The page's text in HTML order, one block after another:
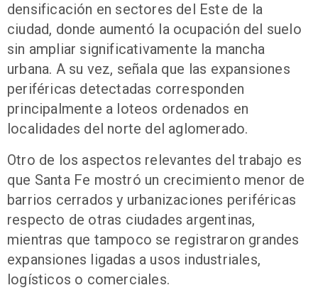
densificación en sectores del Este de la
ciudad, donde aumentó la ocupación del suelo
sin ampliar significativamente la mancha
urbana. A su vez, señala que las expansiones
periféricas detectadas corresponden
principalmente a loteos ordenados en
localidades del norte del aglomerado.
Otro de los aspectos relevantes del trabajo es
que Santa Fe mostró un crecimiento menor de
barrios cerrados y urbanizaciones periféricas
respecto de otras ciudades argentinas,
mientras que tampoco se registraron grandes
expansiones ligadas a usos industriales,
logísticos o comerciales.